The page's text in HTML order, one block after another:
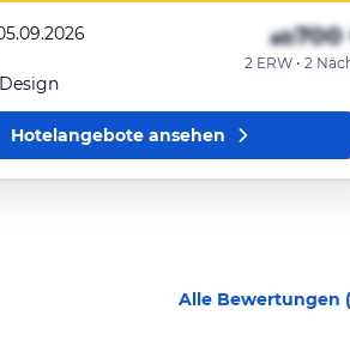
ab700
2 ERW • 2
Hotelangeboteansehen
Alle Bewertungen (